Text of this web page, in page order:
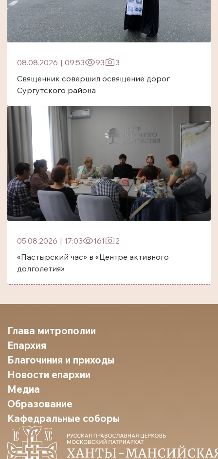
08.08.2026 | 09:53 93
3
Священник совершил освящение дорог
Сургутского района
05.08.2026 | 17:03 161
2
«Пастырский час» в «Центре активного
долголетия»
Глава митрополии
Епархия
Благочиния и приходы
Новости епархии
Медиа
Образование
Кафедральные соборы